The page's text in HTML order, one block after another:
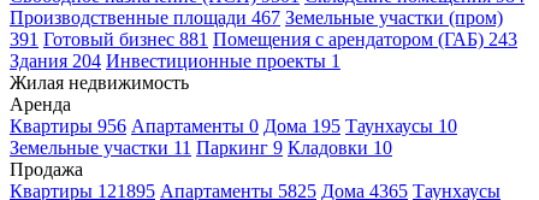
Производственные площади 467 Земельные участки (пром)
391 Готовый бизнес 881 Помещения с арендатором (ГАБ) 243
Здания 204 Инвестиционные проекты 1
Жилая недвижимость
Аренда
Квартиры 956 Апартаменты 0 Дома 195 Таунхаусы 10
Земельные участки 11 Паркинг 9 Кладовки 10
Продажа
Квартиры 121895 Апартаменты 5825 Дома 4365 Таунхаусы